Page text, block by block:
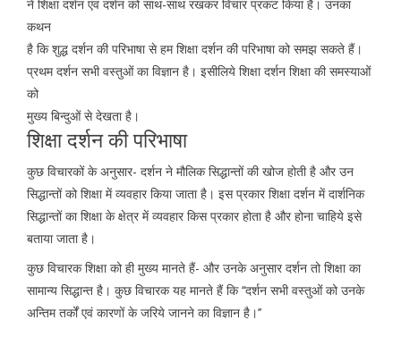
ने शिक्षा दर्शन एवं दर्शन को साथ-साथ रखकर विचार प्रकट किया है। उनका
कथन
है कि शुद्ध दर्शन की परिभाषा से हम शिक्षा दर्शन की परिभाषा को समझ सकते हैं।
प्रथम दर्शन सभी वस्तुओं का विज्ञान है। इसीलिये शिक्षा दर्शन शिक्षा की समस्याओं
को
मुख्य बिन्दुओं से देखता है।
शिक्षा दर्शन की परिभाषा
कुछ विचारकों के अनुसार- दर्शन ने मौलिक सिद्धान्तों की खोज होती है और उन
सिद्धान्तों को शिक्षा में व्यवहार किया जाता है। इस प्रकार शिक्षा दर्शन में दार्शनिक
सिद्धान्तों का शिक्षा के क्षेत्र में व्यवहार किस प्रकार होता है और होना चाहिये इसे
बताया जाता है।
कुछ विचारक शिक्षा को ही मुख्य मानते हैं- और उनके अनुसार दर्शन तो शिक्षा का
सामान्य सिद्धान्त है। कुछ विचारक यह मानते हैं कि ‘‘दर्शन सभी वस्तुओं को उनके
अन्तिम तर्कों एवं कारणों के जरिये जानने का विज्ञान है।’’